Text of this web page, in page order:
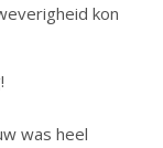
kon
was heel